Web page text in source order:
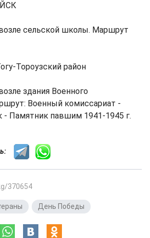
сельской школы. Маршрут
Тороузский район
здания Военного
Военный комиссариат -
- Памятник павшим 1941-1945 г.
370654
День Победы